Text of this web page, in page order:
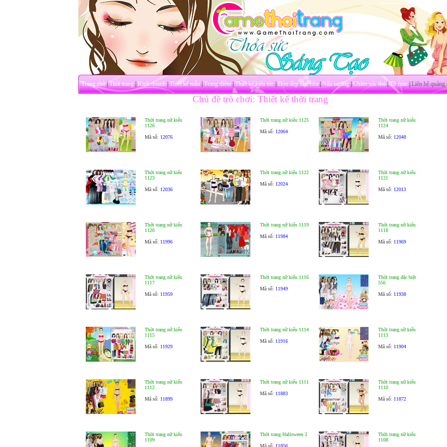
Trang chủ|Thời trang|Kinh doanh|Thiết kế mẫu|Trang điểm|Thiết kế kiểu tóc|Dọn dẹp nhà cửa|Nấu nướng|Chăm sóc thú|Tô màu|Liên hệ quảng
Chủ đề trò chơi: Thiết kế thời trang
Thời trang nữ kiểu
1126
Mã số: 12076
Thời trang nữ kiểu 1125
Mã số: 12064
Thời trang nữ kiểu
1124
Mã số: 12048
Thời trang nữ kiểu
1123
Mã số: 12036
Thời trang nữ kiểu 1122
Mã số: 12024
Thời trang nữ kiểu
1121
Mã số: 12013
Thời trang nữ kiểu
1120
Mã số: 11996
Thời trang nữ kiểu 1119
Mã số: 11984
Thời trang nữ kiểu
1118
Mã số: 11969
Thời trang nữ kiểu
1117
Mã số: 11959
Thời trang nữ kiểu 1116
Mã số: 11949
Thời trang đặc biệt
556
Mã số: 11938
Thời trang nữ kiểu
1115
Mã số: 11929
Thời trang nữ kiểu 1114
Mã số: 11916
Thời trang nữ kiểu
1113
Mã số: 11904
Thời trang nữ kiểu
1112
Mã số: 11899
Thời trang nữ kiểu 1111
Mã số: 11883
Thời trang nữ kiểu
1110
Mã số: 11872
Thời trang nữ kiểu
1109
Thời trang Halloween 2
Mã số: 11856
Thời trang nữ kiểu
1108